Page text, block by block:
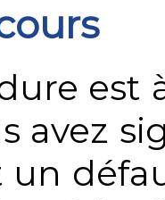
est
avez